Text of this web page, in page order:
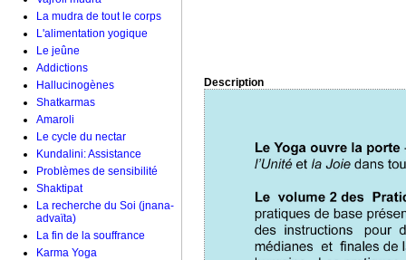
La mudra de tout le corps
L'alimentation yogique
Le jeûne
Addictions
Hallucinogènes
Shatkarmas
Amaroli
Le cycle du nectar
Kundalini: Assistance
Problèmes de sensibilité
Shaktipat
La recherche du Soi (jnana-
advaïta)
La fin de la souffrance
Karma Yoga
Description